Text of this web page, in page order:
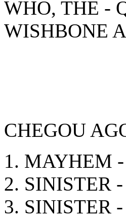
WHO, THE -
WISHBONE
CHEGOU
1. MAYHEM
2. SINISTER
3. SINISTER